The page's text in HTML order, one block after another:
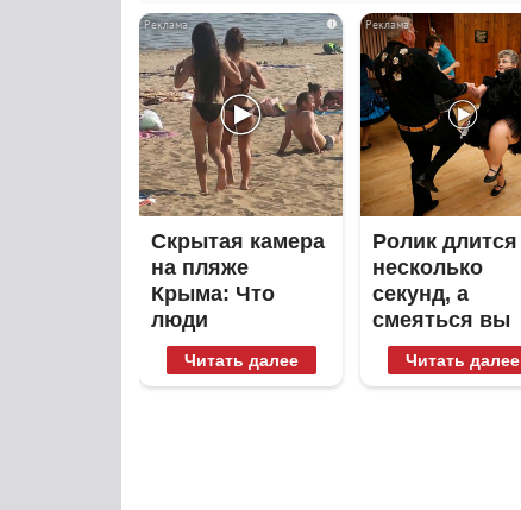
i
Скрытая камера
на пляже
Крыма: Что
люди
вытворяют,
когда их не
Читать далее
Ролик длится
несколько
секунд, а
смеяться вы
будете долго
Читать далее